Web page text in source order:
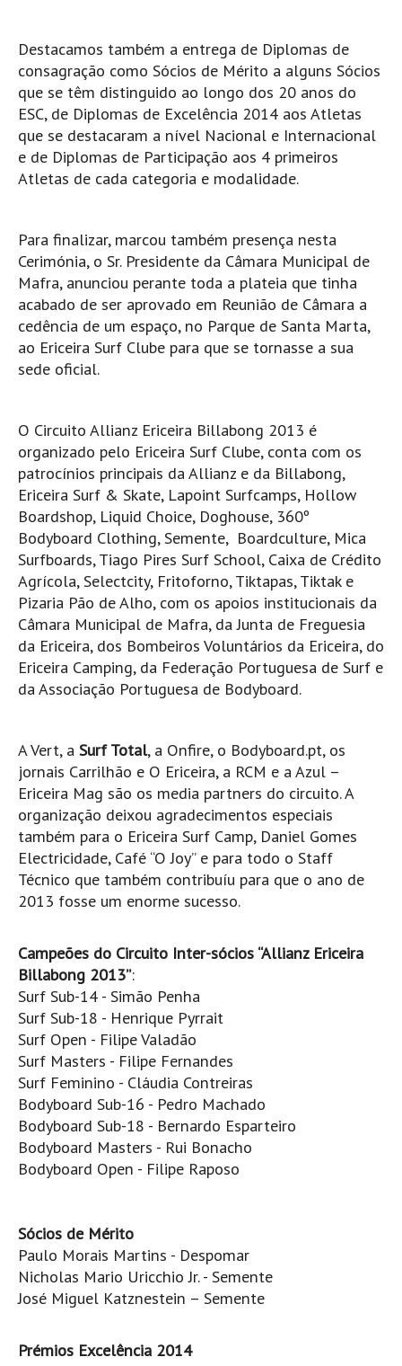
Espinho - Silvalde HD
AVEIRO
Cortegaça (Vila do Surf) HD
Cortegaça Onda Pontão HD
Praia da Barra Norte HD
Mira
Praia do Cabedelo HD
NAZARÉ
Nazaré panoramica praia norte
Nazaré HD
Nazaré Praias Sul
PENICHE
Peniche Supertubos HD
SANTA CRUZ
Praia do Navio HD
ERICEIRA HD
Ericeira - Ribeira D'Ilhas HD
Boardriders Ericeira HD
Ericeira Praias Sul HD
Foz do Lizandro
SINTRA
Praia Grande HD
LINHA DE CASCAIS/ESTORIL
Guincho Norte
São Pedro do estoril
Parede
Carcavelos HD
Carcavelos Secret HD
Costa da Caparica - C.I.Surf HD
Costa da Caparica - Praia Norte HD
Costa da Caparica - Praia CDS - HD
Costa da Caparica - Marcelino Beach Cafe HD
Costa da Caparica - Fonte da Telha HD
ALENTEJO / ALGARVE
Monte Clérigo HD - O sargo
Quarteira
Fuzeta
Fuzeta Vista Mar HD
MADEIRA
Laje, Contreiras e Ribeira da Janela HD
Destacamos também a entrega de Diplomas de
consagração como Sócios de Mérito a alguns Sócios
que se têm distinguido ao longo dos 20 anos do
ESC, de Diplomas de Excelência 2014 aos Atletas
que se destacaram a nível Nacional e Internacional
e de Diplomas de Participação aos 4 primeiros
Atletas de cada categoria e modalidade.
Para finalizar, marcou também presença nesta
Cerimónia, o Sr. Presidente da Câmara Municipal de
Mafra, anunciou perante toda a plateia que tinha
acabado de ser aprovado em Reunião de Câmara a
cedência de um espaço, no Parque de Santa Marta,
ao Ericeira Surf Clube para que se tornasse a sua
sede oficial.
O Circuito Allianz Ericeira Billabong 2013 é
organizado pelo Ericeira Surf Clube, conta com os
patrocínios principais da Allianz e da Billabong,
Ericeira Surf & Skate, Lapoint Surfcamps, Hollow
Boardshop, Liquid Choice, Doghouse, 360º
Bodyboard Clothing, Semente, Boardculture, Mica
Surfboards, Tiago Pires Surf School, Caixa de Crédito
Agrícola, Selectcity, Fritoforno, Tiktapas, Tiktak e
Pizaria Pão de Alho, com os apoios institucionais da
Câmara Municipal de Mafra, da Junta de Freguesia
da Ericeira, dos Bombeiros Voluntários da Ericeira, do
Ericeira Camping, da Federação Portuguesa de Surf e
da Associação Portuguesa de Bodyboard.
A Vert, a Surf Total, a Onfire, o Bodyboard.pt, os
jornais Carrilhão e O Ericeira, a RCM e a Azul –
Ericeira Mag são os media partners do circuito. A
organização deixou agradecimentos especiais
também para o Ericeira Surf Camp, Daniel Gomes
Electricidade, Café “O Joy” e para todo o Staff
Técnico que também contribuíu para que o ano de
2013 fosse um enorme sucesso.
Campeões do Circuito Inter-sócios “Allianz Ericeira
Billabong 2013”:
Surf Sub-14 - Simão Penha
Surf Sub-18 - Henrique Pyrrait
Surf Open - Filipe Valadão
Surf Masters - Filipe Fernandes
Surf Feminino - Cláudia Contreiras
Bodyboard Sub-16 - Pedro Machado
Bodyboard Sub-18 - Bernardo Esparteiro
Bodyboard Masters - Rui Bonacho
Bodyboard Open - Filipe Raposo
Sócios de Mérito
Paulo Morais Martins - Despomar
Nicholas Mario Uricchio Jr. - Semente
José Miguel Katznestein – Semente
Prémios Excelência 2014